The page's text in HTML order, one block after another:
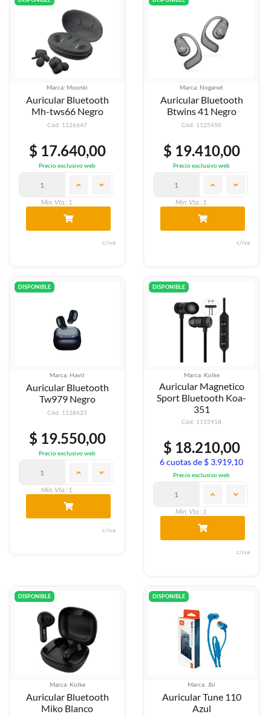
Marca: Moonki
Auricular Bluetooth
Mh-tws66 Negro
Cód: 1126647
$ 17.640,00
Precio exclusivo web
Min. Vta.: 1
c/iva
Marca: Noganet
Auricular Bluetooth
Btwins 41 Negro
Cód: 1125450
$ 19.410,00
Precio exclusivo web
Min. Vta.: 1
c/iva
DISPONIBLE
Marca: Havit
Auricular Bluetooth
Tw979 Negro
Cód: 1128625
$ 19.550,00
Precio exclusivo web
Min. Vta.: 1
c/iva
DISPONIBLE
Marca: Kolke
Auricular Magnetico
Sport Bluetooth Koa-
351
Cód: 1115918
$ 18.210,00
6 cuotas de $ 3.919,10
Precio exclusivo web
Min. Vta.: 1
c/iva
DISPONIBLE
Marca: Kolke
Auricular Bluetooth
Miko Blanco
DISPONIBLE
Marca: Jbl
Auricular Tune 110
Azul